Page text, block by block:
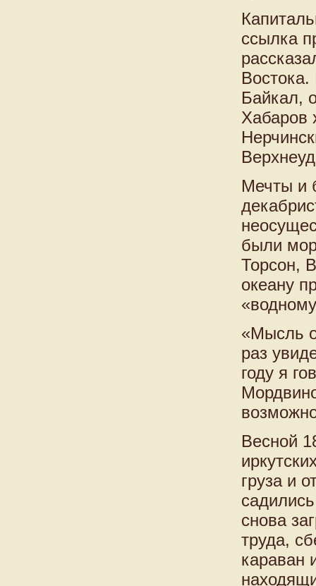
ссылка
Востока.
Байкал,
Хабаров
Мечты и
были
Торсон,
океану
«Мысль
раз
году я
Весной
груза и
снова
труда,
караван